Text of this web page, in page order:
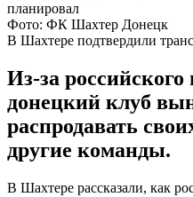
Фото: ФК Шахтер Донецк
В Шахтере подтвердили
Из-за
донецкий клуб
распродавать
другие команды.
В Шахтере рассказали, как